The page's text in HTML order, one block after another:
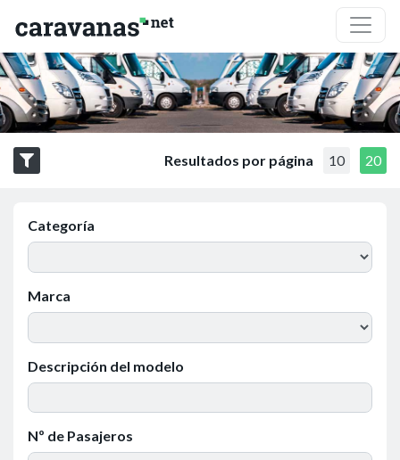
Resultados por página 10 20
Categoría
Marca
Descripción del modelo
Nº de Pasajeros